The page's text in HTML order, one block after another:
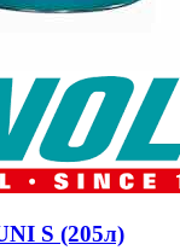
S (205л)